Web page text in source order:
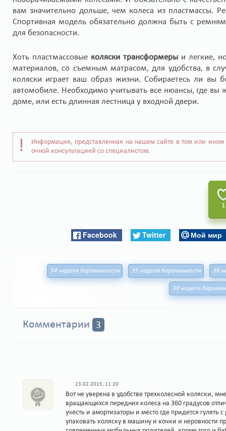
вам значительно дольше, чем колеса из
Спортивная модель обязательно должна быть с
для безопасности.
Хоть пластмассовые коляски трансформеры и легкие,
материалов, со съемным матрасом, для удобства, в
коляски играет ваш образ жизни. Собираетесь ли
автомобиле. Необходимо учитывать все нюансы, где
доме, или есть длинная лестница у входной двери.
Информация, представленная на нашем сайте в том или
очной консультацией со специалистом.
1
Facebook Twitter Мой мир
34 неделя беременности 35 неделя беременности 36
39 неделя
Комментарии 3
23.02.2015, 11:20
Вот не уверена в удобстве трехколесной коляски,
вращающихся передних колеса на 360 градусов
учесть и амортизаторы и место где придется
упаковать коляску в машину и кочки и неровности